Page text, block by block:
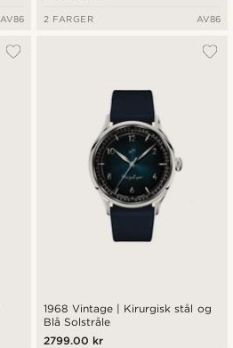
AV86 2 FARGER AV86
1968 Vintage | Kirurgisk stål og
Blå Solstråle
2799.00 kr